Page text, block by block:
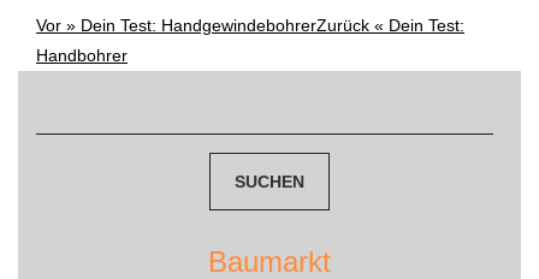
Post
Vor » Dein Test: HandgewindebohrerZurück « Dein Test:
Handbohrer
Baumarkt